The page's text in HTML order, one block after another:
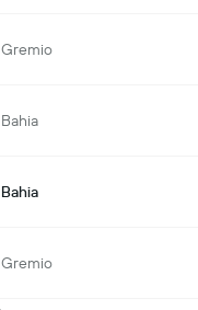
Gremio
Bahia
Bahia
Gremio